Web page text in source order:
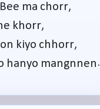
ma chorr,
khorr,
kiyo chhorr,
hanyo mangnnen.